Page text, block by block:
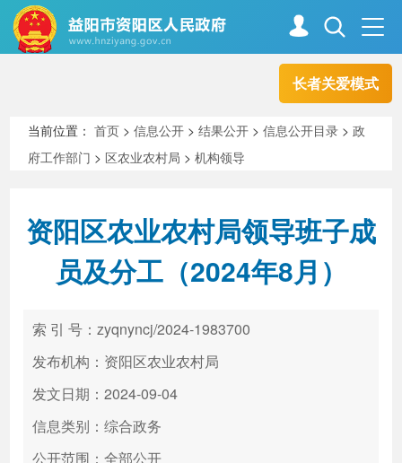
长者关爱模式
走进资阳
新闻中心 解读回应
政务服务
高效办成一件事
当前位置：首页 >信息公开 >结果公开 >信息公开目录 >政
府工作部门 > 区农业农村局 >机构领导
资阳区农业农村局领导班子成
员及分工（2024年8月）
索 引 号：zyqnyncj/2024-1983700
发布机构：资阳区农业农村局
发文日期：2024-09-04
信息类别：综合政务
公开范围：全部公开